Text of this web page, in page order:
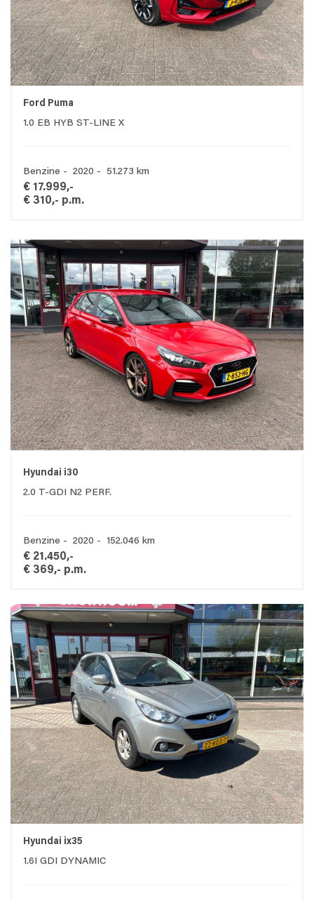
Ford Puma
1.0 EB HYB ST-LINE X
Benzine - 2020 - 51.273 km
€ 17.999,-
€ 310,- p.m.
Hyundai i30
2.0 T-GDI N2 PERF.
Benzine - 2020 - 152.046 km
€ 21.450,-
€ 369,- p.m.
Hyundai ix35
1.6I GDI DYNAMIC